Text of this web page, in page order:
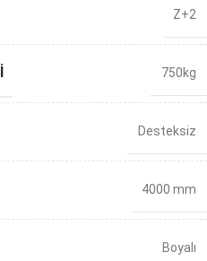
Z+2
750kg
Desteksiz
4000 mm
Boyalı